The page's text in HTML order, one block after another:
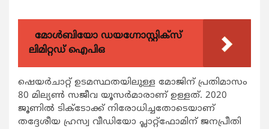
മോൾബിയോ ഡയഗ്നോസ്റ്റിക്സ്
ലിമിറ്റഡ് ഐപിഒ
ഷെയര്‍ചാറ്റ് ഉടമസ്ഥതയിലുള്ള മോജിന് പ്രതിമാസം
80 മില്യണ്‍ സജീവ യൂസര്‍മാരാണ് ഉള്ളത്. 2020
ജൂണില്‍ ടിക്‌ടോക്ക് നിരോധിച്ചതോടെയാണ്
തദ്ദേശീയ ഹ്രസ്വ വീഡിയോ പ്ലാറ്റ്‌ഫോമിന് ജനപ്രീതി